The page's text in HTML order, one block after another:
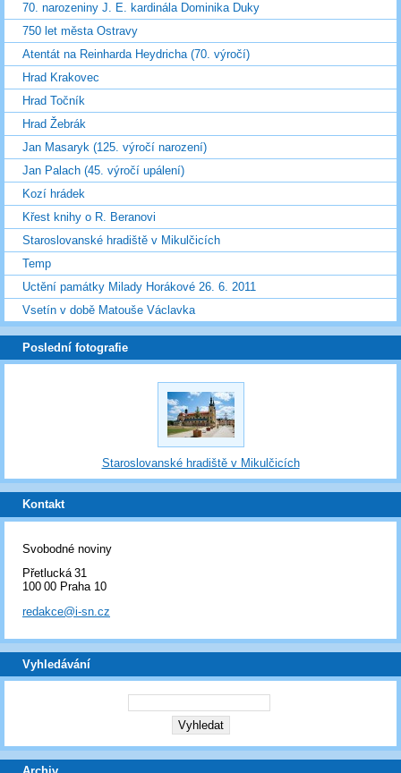
70. narozeniny J. E. kardinála Dominika Duky
750 let města Ostravy
Atentát na Reinharda Heydricha (70. výročí)
Hrad Krakovec
Hrad Točník
Hrad Žebrák
Jan Masaryk (125. výročí narození)
Jan Palach (45. výročí upálení)
Kozí hrádek
Křest knihy o R. Beranovi
Staroslovanské hradiště v Mikulčicích
Temp
Uctění památky Milady Horákové 26. 6. 2011
Vsetín v době Matouše Václavka
Poslední fotografie
Staroslovanské hradiště v Mikulčicích
Kontakt
Svobodné noviny
Přetlucká 31
100 00 Praha 10
redakce@i-sn.cz
Vyhledávání